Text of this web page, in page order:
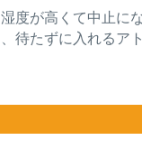
度が高くて中止に
待たずに入れるア